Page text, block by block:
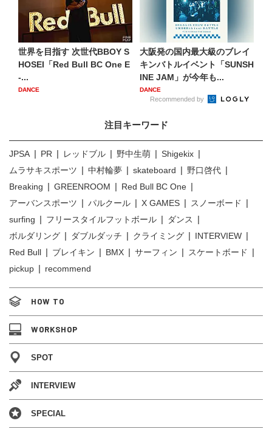
世界を目指す 次世代BBOY S
HOSEI「Red Bull BC One E
-...
DANCE
大阪発の国内最大級のブレイ
キンバトルイベント「SUNSH
INE JAM」が今年も...
DANCE
Recommended by
注目キーワード
JPSA PR レッドブル 野中生萌
Shigekix
ムラサキスポーツ
中村輪夢 skateboard
野口啓代
Breaking
GREENROOM
Red Bull BC One
アーバンスポーツ
パルクール X GAMES
スノーボード
surfing
フリースタイルフットボール
ダンス
ボルダリング
ダブルダッチ クライミング
INTERVIEW
Red Bull
ブレイキン BMX サーフィン
スケートボード
pickup
recommend
HOW TO
WORKSHOP
SPOT
INTERVIEW
SPECIAL